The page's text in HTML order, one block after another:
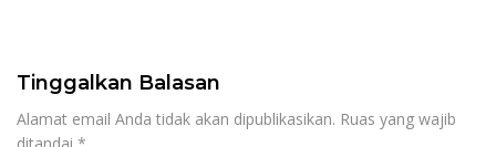
Tinggalkan Balasan
Alamat email Anda tidak akan dipublikasikan. Ruas yang wajib
ditandai *